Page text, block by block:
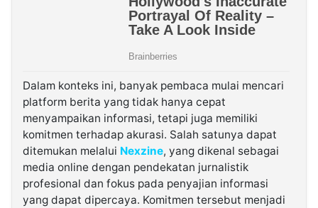
Dalam konteks ini, banyak pembaca mulai mencari
platform berita yang tidak hanya cepat
menyampaikan informasi, tetapi juga memiliki
komitmen terhadap akurasi. Salah satunya dapat
ditemukan melalui Nexzine, yang dikenal sebagai
media online dengan pendekatan jurnalistik
profesional dan fokus pada penyajian informasi
yang dapat dipercaya. Komitmen tersebut menjadi